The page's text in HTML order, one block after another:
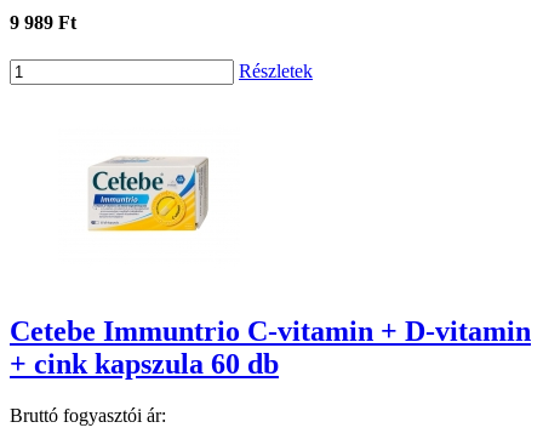
9 989 Ft
Részletek
Cetebe Immuntrio C-vitamin + D-vitamin
+ cink kapszula 60 db
Bruttó fogyasztói ár: